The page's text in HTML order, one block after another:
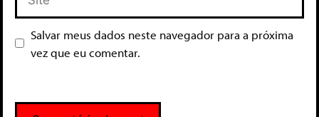
Salvar meus dados neste navegador para a próxima
vez que eu comentar.